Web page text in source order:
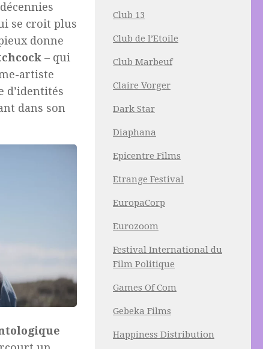
se croit plus
donne
– qui
artiste
d’identités
dans son
Club 13
Club de l’Etoile
Club Marbeuf
Claire Vorger
Dark Star
Diaphana
Epicentre Films
Etrange Festival
EuropaCorp
Eurozoom
Festival International du
Film Politique
Games Of Com
Gebeka Films
Happiness Distribution